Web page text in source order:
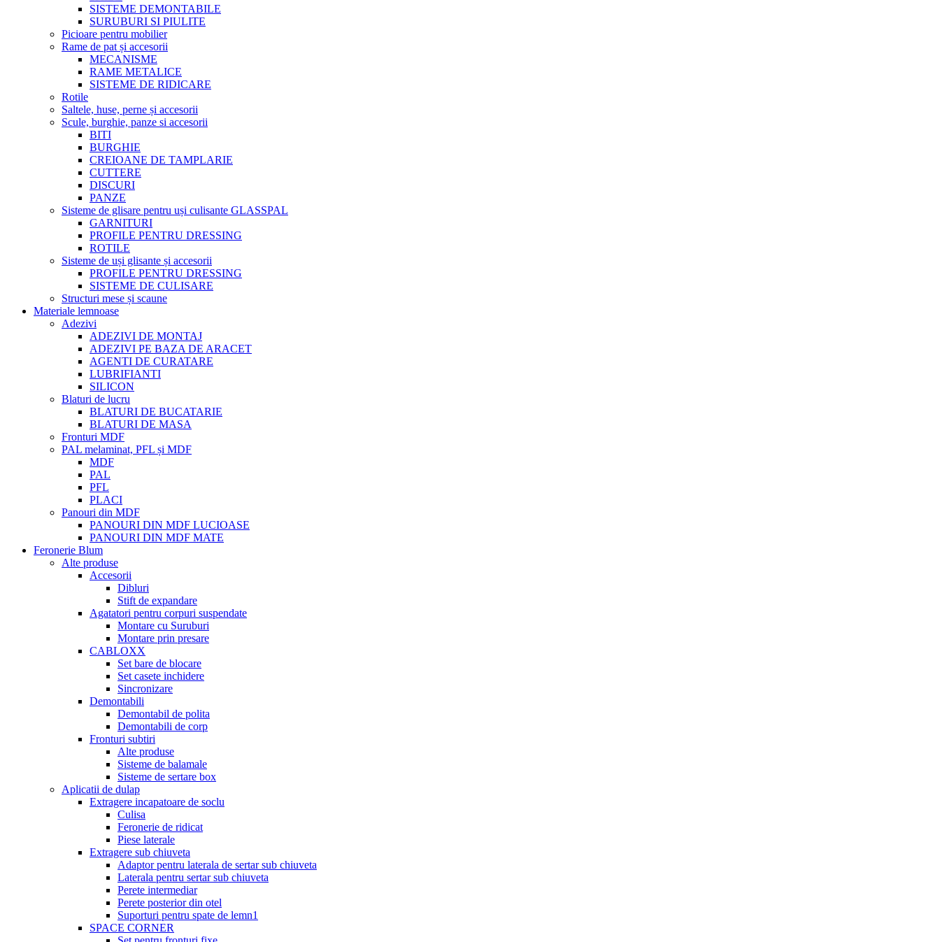
SISTEME DEMONTABILE
SURUBURI SI PIULITE
Picioare pentru mobilier
Rame de pat și accesorii
MECANISME
RAME METALICE
SISTEME DE RIDICARE
Rotile
Saltele, huse, perne și accesorii
Scule, burghie, panze si accesorii
BITI
BURGHIE
CREIOANE DE TAMPLARIE
CUTTERE
DISCURI
PANZE
Sisteme de glisare pentru uși culisante GLASSPAL
GARNITURI
PROFILE PENTRU DRESSING
ROTILE
Sisteme de uși glisante și accesorii
PROFILE PENTRU DRESSING
SISTEME DE CULISARE
Structuri mese și scaune
Materiale lemnoase
Adezivi
ADEZIVI DE MONTAJ
ADEZIVI PE BAZA DE ARACET
AGENTI DE CURATARE
LUBRIFIANTI
SILICON
Blaturi de lucru
BLATURI DE BUCATARIE
BLATURI DE MASA
Fronturi MDF
PAL melaminat, PFL și MDF
MDF
PAL
PFL
PLACI
Panouri din MDF
PANOURI DIN MDF LUCIOASE
PANOURI DIN MDF MATE
Feronerie Blum
Alte produse
Accesorii
Dibluri
Stift de expandare
Agatatori pentru corpuri suspendate
Montare cu Suruburi
Montare prin presare
CABLOXX
Set bare de blocare
Set casete inchidere
Sincronizare
Demontabili
Demontabil de polita
Demontabili de corp
Fronturi subtiri
Alte produse
Sisteme de balamale
Sisteme de sertare box
Aplicatii de dulap
Extragere incapatoare de soclu
Culisa
Feronerie de ridicat
Piese laterale
Extragere sub chiuveta
Adaptor pentru laterala de sertar sub chiuveta
Laterala pentru sertar sub chiuveta
Perete intermediar
Perete posterior din otel
Suporturi pentru spate de lemn1
SPACE CORNER